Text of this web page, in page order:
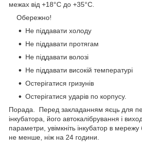
межах від +18°С до +35°С.
Обережно!
Не піддавати холоду
Не піддавати протягам
Не піддавати волозі
Не піддавати високій температурі
Остерігатися гризунів
Остерігатися ударів по корпусу.
Порада. Перед закладанням яєць для
інкубатора, його автокалібрування і
параметри, увімкніть інкубатор в
не менше, ніж на 24 години.